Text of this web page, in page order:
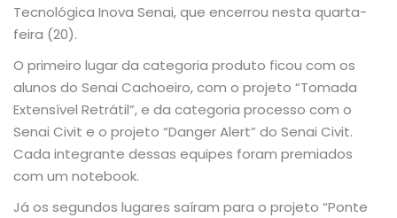
Tecnológica Inova Senai, que encerrou nesta quarta-
feira (20).
O primeiro lugar da categoria produto ficou com os
alunos do Senai Cachoeiro, com o projeto “Tomada
Extensível Retrátil”, e da categoria processo com o
Senai Civit e o projeto “Danger Alert” do Senai Civit.
Cada integrante dessas equipes foram premiados
com um notebook.
Já os segundos lugares saíram para o projeto “Ponte